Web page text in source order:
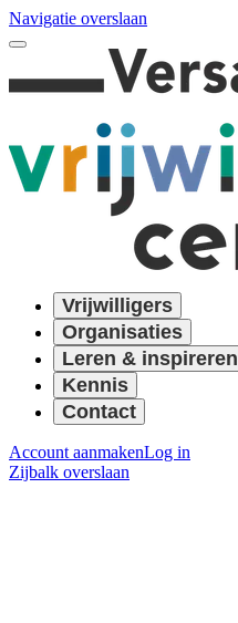
Navigatie overslaan
Vrijwilligers
Organisaties
Leren & inspireren
Kennis
Contact
Account aanmakenLog in
Zijbalk overslaan